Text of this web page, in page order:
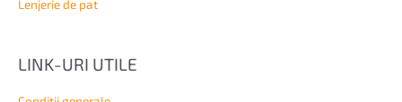
Lenjerie de pat
LINK-URI UTILE